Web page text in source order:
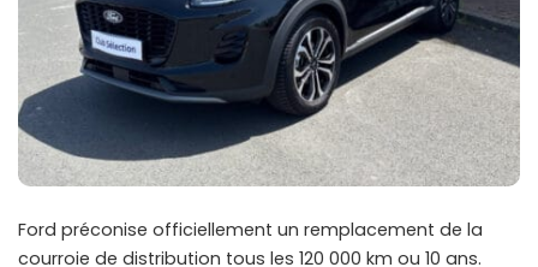
Ford préconise officiellement un remplacement de la
courroie de distribution tous les 120 000 km ou 10 ans.